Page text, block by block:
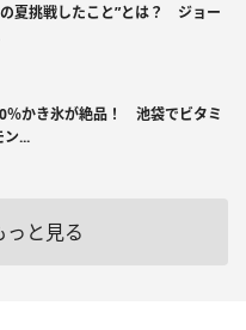
夏挑戦したこと”とは？ ジョー
％かき氷が絶品！ 池袋でビタミ
ン...
っと見る